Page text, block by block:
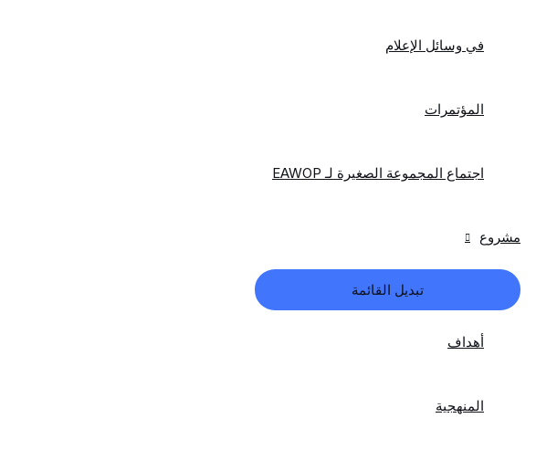
في وسائل الإعلام
المؤتمرات
اجتماع المجموعة الصغيرة لـ EAWOP
مشروع
تبديل القائمة
أهداف
المنهجية